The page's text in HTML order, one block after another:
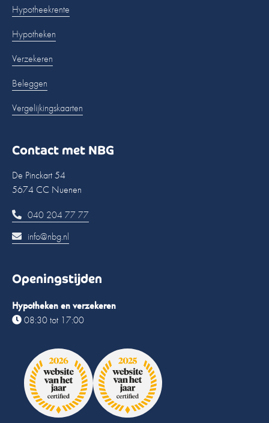
Hypotheekrente
Hypotheken
Verzekeren
Beleggen
Vergelijkingskaarten
Contact met NBG
De Pinckart 54
5674 CC Nuenen
040 204 77 77
info@nbg.nl
Openingstijden
Hypotheken en verzekeren
08:30 tot 17:00